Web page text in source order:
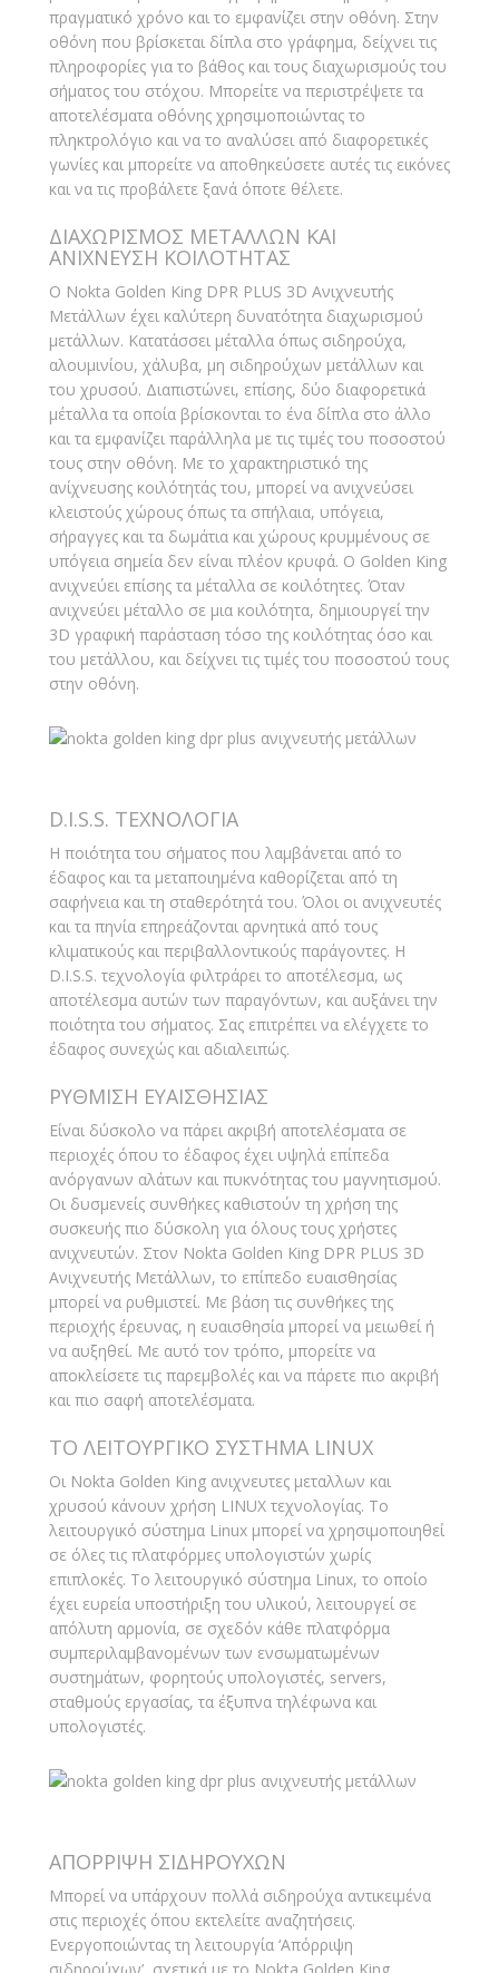
πραγματικό χρόνο και το εμφανίζει στην οθόνη. Στην
οθόνη που βρίσκεται δίπλα στο γράφημα, δείχνει τις
πληροφορίες για το βάθος και τους διαχωρισμούς του
σήματος του στόχου. Μπορείτε να περιστρέψετε τα
αποτελέσματα οθόνης χρησιμοποιώντας το
πληκτρολόγιο και να το αναλύσει από διαφορετικές
γωνίες και μπορείτε να αποθηκεύσετε αυτές τις εικόνες
και να τις προβάλετε ξανά όποτε θέλετε.
ΔΙΑΧΩΡΙΣΜΟΣ ΜΕΤΑΛΛΩΝ ΚΑΙ
ΑΝΙΧΝΕΥΣΗ ΚΟΙΛΟΤΗΤΑΣ
Ο Nokta Golden King DPR PLUS 3D Ανιχνευτής
Μετάλλων έχει καλύτερη δυνατότητα διαχωρισμού
μετάλλων. Κατατάσσει μέταλλα όπως σιδηρούχα,
αλουμινίου, χάλυβα, μη σιδηρούχων μετάλλων και
του χρυσού. Διαπιστώνει, επίσης, δύο διαφορετικά
μέταλλα τα οποία βρίσκονται το ένα δίπλα στο άλλο
και τα εμφανίζει παράλληλα με τις τιμές του ποσοστού
τους στην οθόνη. Με το χαρακτηριστικό της
ανίχνευσης κοιλότητάς του, μπορεί να ανιχνεύσει
κλειστούς χώρους όπως τα σπήλαια, υπόγεια,
σήραγγες και τα δωμάτια και χώρους κρυμμένους σε
υπόγεια σημεία δεν είναι πλέον κρυφά. Ο Golden King
ανιχνεύει επίσης τα μέταλλα σε κοιλότητες. Όταν
ανιχνεύει μέταλλο σε μια κοιλότητα, δημιουργεί την
3D γραφική παράσταση τόσο της κοιλότητας όσο και
του μετάλλου, και δείχνει τις τιμές του ποσοστού τους
στην οθόνη.
D.I.S.S. ΤΕΧΝΟΛΟΓΙΑ
Η ποιότητα του σήματος που λαμβάνεται από το
έδαφος και τα μεταποιημένα καθορίζεται από τη
σαφήνεια και τη σταθερότητά του. Όλοι οι ανιχνευτές
και τα πηνία επηρεάζονται αρνητικά από τους
κλιματικούς και περιβαλλοντικούς παράγοντες. Η
D.I.S.S. τεχνολογία φιλτράρει το αποτέλεσμα, ως
αποτέλεσμα αυτών των παραγόντων, και αυξάνει την
ποιότητα του σήματος. Σας επιτρέπει να ελέγχετε το
έδαφος συνεχώς και αδιαλειπώς.
ΡΥΘΜΙΣΗ ΕΥΑΙΣΘΗΣΙΑΣ
Είναι δύσκολο να πάρει ακριβή αποτελέσματα σε
περιοχές όπου το έδαφος έχει υψηλά επίπεδα
ανόργανων αλάτων και πυκνότητας του μαγνητισμού.
Οι δυσμενείς συνθήκες καθιστούν τη χρήση της
συσκευής πιο δύσκολη για όλους τους χρήστες
ανιχνευτών. Στον Nokta Golden King DPR PLUS 3D
Ανιχνευτής Μετάλλων, το επίπεδο ευαισθησίας
μπορεί να ρυθμιστεί. Με βάση τις συνθήκες της
περιοχής έρευνας, η ευαισθησία μπορεί να μειωθεί ή
να αυξηθεί. Με αυτό τον τρόπο, μπορείτε να
αποκλείσετε τις παρεμβολές και να πάρετε πιο ακριβή
και πιο σαφή αποτελέσματα.
ΤΟ ΛΕΙΤΟΥΡΓΙΚΟ ΣΥΣΤΗΜΑ LINUX
Οι Nokta Golden King ανιχνευτες μεταλλων και
χρυσού κάνουν χρήση LINUX τεχνολογίας. Το
λειτουργικό σύστημα Linux μπορεί να χρησιμοποιηθεί
σε όλες τις πλατφόρμες υπολογιστών χωρίς
επιπλοκές. Το λειτουργικό σύστημα Linux, το οποίο
έχει ευρεία υποστήριξη του υλικού, λειτουργεί σε
απόλυτη αρμονία, σε σχεδόν κάθε πλατφόρμα
συμπεριλαμβανομένων των ενσωματωμένων
συστημάτων, φορητούς υπολογιστές, servers,
σταθμούς εργασίας, τα έξυπνα τηλέφωνα και
υπολογιστές.
ΑΠΟΡΡΙΨΗ ΣΙΔΗΡΟΥΧΩΝ
Μπορεί να υπάρχουν πολλά σιδηρούχα αντικειμένα
στις περιοχές όπου εκτελείτε αναζητήσεις.
Ενεργοποιώντας τη λειτουργία ‘Απόρριψη